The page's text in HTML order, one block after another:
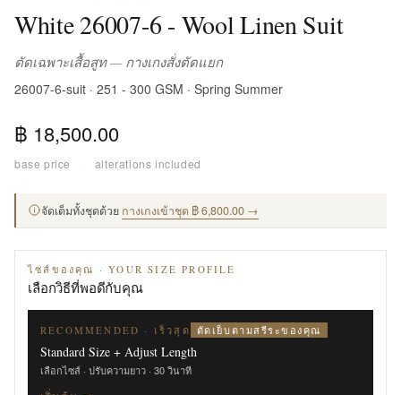
White 26007-6 - Wool Linen Suit
ตัดเฉพาะเสื้อสูท — กางเกงสั่งตัดแยก
26007-6-suit · 251 - 300 GSM · Spring Summer
฿ 18,500.00
base price · alterations included
จัดเต็มทั้งชุดด้วย กางเกงเข้าชุด ฿ 6,800.00 →
ไซส์ของคุณ · YOUR SIZE PROFILE
เลือกวิธีที่พอดีกับคุณ
RECOMMENDED · เร็วสุด ตัดเย็บตามสรีระของคุณ
Standard Size + Adjust Length
เลือกไซส์ · ปรับความยาว · 30 วินาที